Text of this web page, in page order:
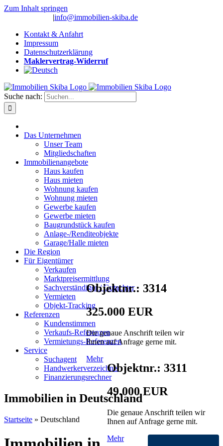
Zum Inhalt springen
|info@immobilien-skiba.de
Kontakt & Anfahrt
Impressum
Datenschutzerklärung
Maklervertrag-Widerruf
Suche nach:
Das Unternehmen
Unser Team
Mitgliedschaften
Immobilienangebote
Haus kaufen
Haus mieten
Wohnung kaufen
Wohnung mieten
Gewerbe kaufen
Gewerbe mieten
Baugrundstück kaufen
Anlage-/Renditeobjekte
Garage/Halle mieten
Die Region
Für Eigentümer
Verkaufen
Marktpreisermittlung
Sachverständiger / Gutachter
Vermieten
Objekt-Tracking
Referenzen
Kundenstimmen
Verkaufs-Referenzen
Vermietungs-Referenzen
Service
Suchagent
Handwerkerverzeichnis
Finanzierungsrechner
Immobilien in Deutschland
Startseite » Deutschland
Objektnr.: 3311
49.000 EUR
Die genaue Anschrift teilen wir
Ihnen auf Anfrage gerne mit.
Mehr
Objektnr.: 3314
325.000 EUR
Die genaue Anschrift teilen wir
Ihnen auf Anfrage gerne mit.
Mehr